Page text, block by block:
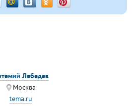
Лебедев
Москва
tema.ru